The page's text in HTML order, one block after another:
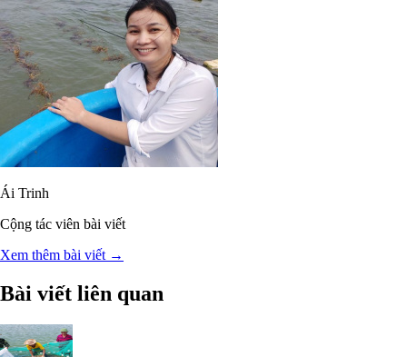
Ái Trinh
Cộng tác viên bài viết
Xem thêm bài viết →
Bài viết liên quan